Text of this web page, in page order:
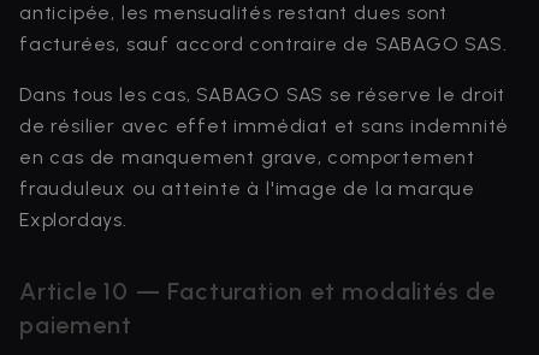
anticipée, les mensualités restant dues sont
facturées, sauf accord contraire de SABAGO SAS.
Dans tous les cas, SABAGO SAS se réserve le droit
de résilier avec effet immédiat et sans indemnité
en cas de manquement grave, comportement
frauduleux ou atteinte à l'image de la marque
Explordays.
Article 10 — Facturation et modalités de
paiement